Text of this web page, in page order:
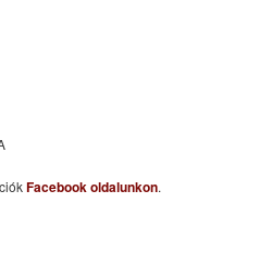
Facebook oldalunkon.